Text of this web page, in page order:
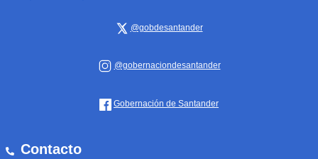
@gobdesantander
@gobernaciondesantander
Gobernación de Santander
Contacto